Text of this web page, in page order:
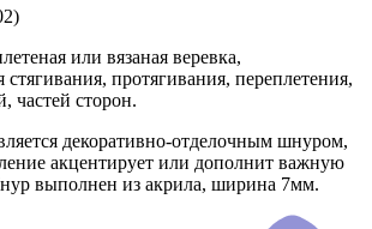
или вязаная веревка,
стягивания, протягивания, переплетения,
частей сторон.
декоративно-отделочным шнуром,
акцентирует или дополнит важную
выполнен из акрила, ширина 7мм.